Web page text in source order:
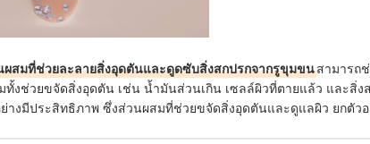
ผสมที่ช่วยละลายสิ่งอุดตันและดูดซับสิ่งสกปรกจากรูขุมขนสามารถ
งช่วยขจัดสิ่งอุดตัน เช่น น้ำมันส่วนเกิน เซลล์ผิวที่ตายแล้ว และสิ่ง
ย่างมีประสิทธิภาพ ซึ่งส่วนผสมที่ช่วยขจัดสิ่งอุดตันและดูแลผิว ยกตัว